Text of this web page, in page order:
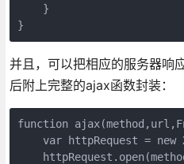
    }
}
并且，可以把相应的服务器响
后附上完整的ajax函数封装：
function
var httpRequest = new